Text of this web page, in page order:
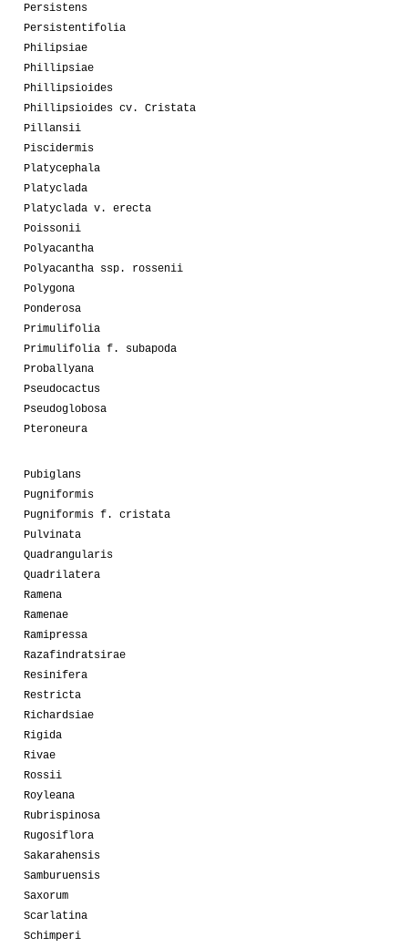
Persistens
Persistentifolia
Philipsiae
Phillipsiae
Phillipsioides
Phillipsioides cv. Cristata
Pillansii
Piscidermis
Platycephala
Platyclada
Platyclada v. erecta
Poissonii
Polyacantha
Polyacantha ssp. rossenii
Polygona
Ponderosa
Primulifolia
Primulifolia f. subapoda
Proballyana
Pseudocactus
Pseudoglobosa
Pteroneura
Pubiglans
Pugniformis
Pugniformis f. cristata
Pulvinata
Quadrangularis
Quadrilatera
Ramena
Ramenae
Ramipressa
Razafindratsirae
Resinifera
Restricta
Richardsiae
Rigida
Rivae
Rossii
Royleana
Rubrispinosa
Rugosiflora
Sakarahensis
Samburuensis
Saxorum
Scarlatina
Schimperi